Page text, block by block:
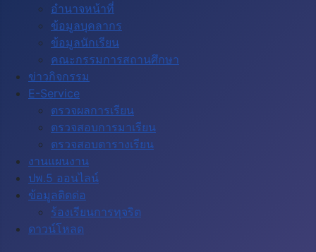
อำนาจหน้าที่
ข้อมูลบุคลากร
ข้อมูลนักเรียน
คณะกรรมการสถานศึกษา
ข่าวกิจกรรม
E-Service
ตรวจผลการเรียน
ตรวจสอบการมาเรียน
ตรวจสอบตารางเรียน
งานแผนงาน
ปพ.5 ออนไลน์
ข้อมูลติดด่อ
ร้องเรียนการทุจริต
ดาวน์โหลด